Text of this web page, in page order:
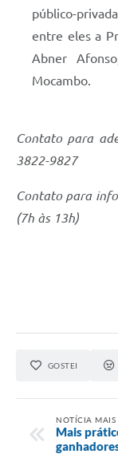
público-
entre eles a
Abner
Mocambo.
Contato para
3822-9827
Contato para
(7h às 13h)
GOSTEI
NOTÍCIA MAIS
Mais